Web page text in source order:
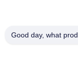
অটো কাটার জন্য
Good day, what